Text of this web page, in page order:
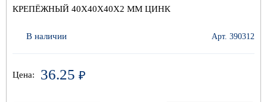
КРЕПЁЖНЫЙ 40Х40Х40Х2 ММ ЦИНК
В наличии Арт. 390312
Цена: 36.25 ₽